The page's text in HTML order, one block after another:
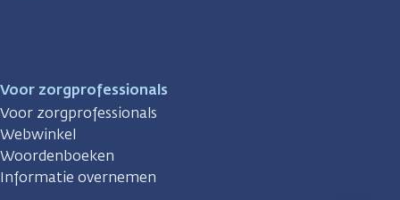
Voor zorgprofessionals
Voor zorgprofessionals
Webwinkel
Woordenboeken
Informatie overnemen